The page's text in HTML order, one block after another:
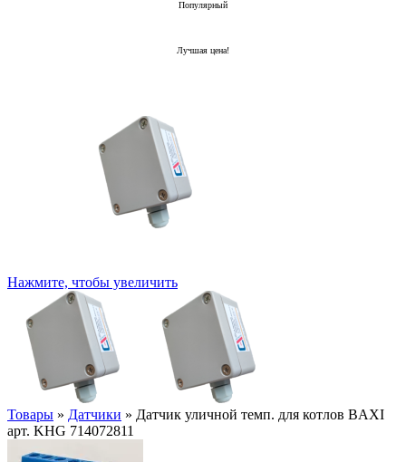
Популярный
Лучшая цена!
Нажмите, чтобы увеличить
Товары » Датчики » Датчик уличной темп. для котлов BAXI
арт. KHG 714072811